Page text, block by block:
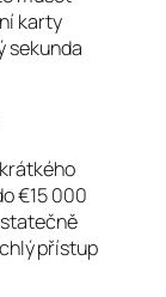
karty
sekunda
€15 000
přístup